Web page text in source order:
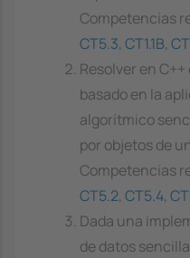
Competencias
CT5.3, CT1.1B,
Resolver en
basado en la
algorítmico
por objetos de
Competencias
CT5.2, CT5.4,
Dada una
de datos